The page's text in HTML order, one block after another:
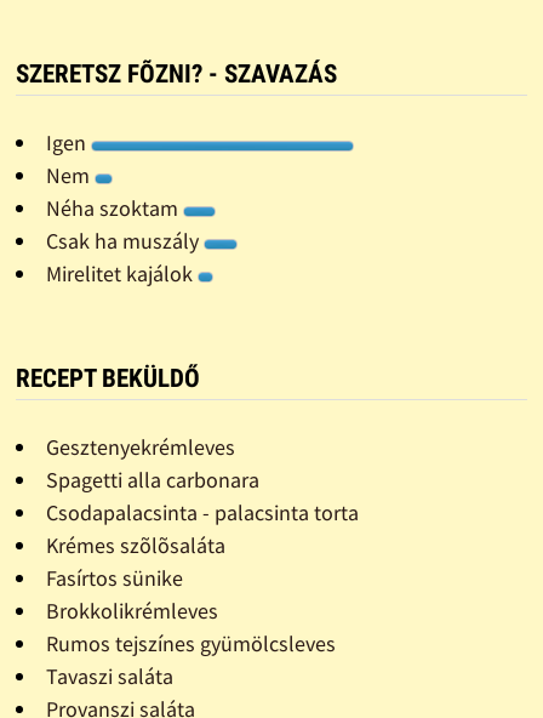
SZERETSZ FÕZNI? - SZAVAZÁS
Igen
Nem
Néha szoktam
Csak ha muszály
Mirelitet kajálok
RECEPT BEKÜLDŐ
Gesztenyekrémleves
Spagetti alla carbonara
Csodapalacsinta - palacsinta torta
Krémes szõlõsaláta
Fasírtos sünike
Brokkolikrémleves
Rumos tejszínes gyümölcsleves
Tavaszi saláta
Provanszi saláta